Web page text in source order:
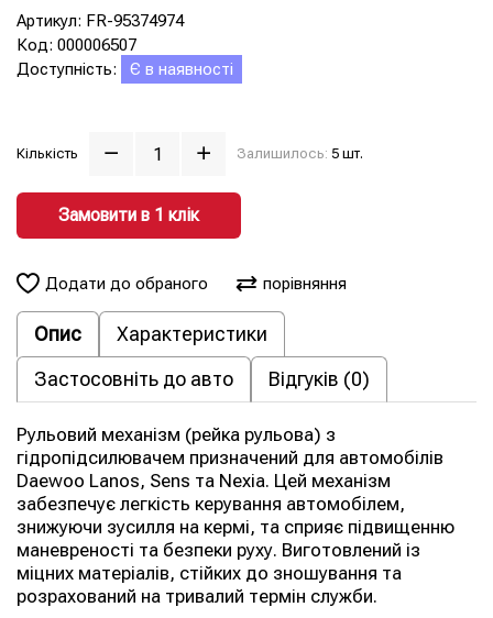
Артикул: FR-95374974
Код: 000006507
Доступність:
Є в наявності
Кількість Залишилось: 5 шт.
Замовити в 1 клiк
Додати до обраного порівняння
Опис
Характеристики
Застосовніть до авто
Відгуків (0)
Рульовий механізм (рейка рульова) з
гідропідсилювачем призначений для автомобілів
Daewoo Lanos, Sens та Nexia. Цей механізм
забезпечує легкість керування автомобілем,
знижуючи зусилля на кермі, та сприяє підвищенню
маневреності та безпеки руху. Виготовлений із
міцних матеріалів, стійких до зношування та
розрахований на тривалий термін служби.